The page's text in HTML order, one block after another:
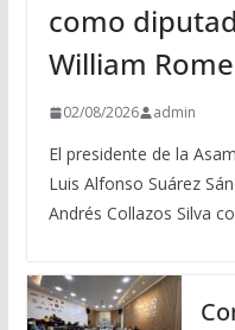
como
William
02/08/2026 admin
El presidente de la
Luis Alfonso Suárez
Andrés Collazos Silva